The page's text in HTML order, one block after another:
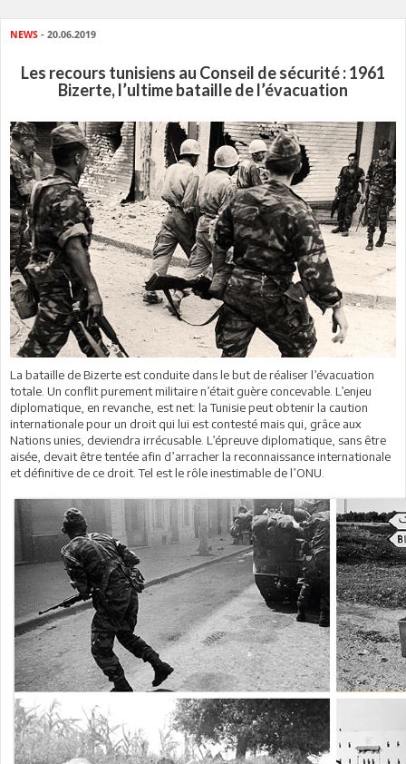
NEWS - 20.06.2019
Les recours tunisiens au Conseil de sécurité : 1961
Bizerte, l’ultime bataille de l’évacuation
La bataille de Bizerte est conduite dans le but de réaliser l’évacuation
totale. Un conflit purement militaire n’était guère concevable. L’enjeu
diplomatique, en revanche, est net: la Tunisie peut obtenir la caution
internationale pour un droit qui lui est contesté mais qui, grâce aux
Nations unies, deviendra irrécusable. L’épreuve diplomatique, sans être
aisée, devait être tentée afin d’arracher la reconnaissance internationale
et définitive de ce droit. Tel est le rôle inestimable de l’ONU.